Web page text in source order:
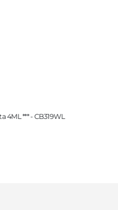
*** - CB319WL